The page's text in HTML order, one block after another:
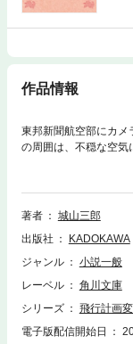
作品情報
東邦新聞航空部にカメ
の周囲は、不穏な空気
もつ矢崎は、シャッ
駆り立てる男だ。あ
た。過酷な条件のもと
が……。空を舞台に生
初期の作品全８編を収
著者
城山三郎
出版社
KADOKAWA
ジャンル
小説一般
レーベル
角川文庫
シリーズ
飛行計画
電子版配信開始日